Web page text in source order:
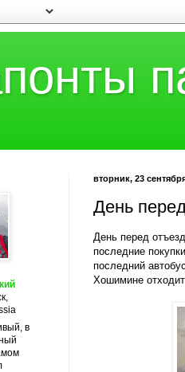
вторник, 23
День
День перед
последние
последний
Хошимине
в